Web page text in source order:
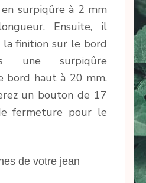
surpiqûre à 2 mm
Ensuite, il
finition sur le bord
une surpiqûre
bord haut à 20 mm.
un bouton de 17
fermeture pour le
de votre jean